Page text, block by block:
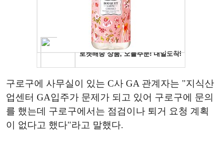
구로구에 사무실이 있는 C사 GA 관계자는 "지식산
업센터 GA입주가 문제가 되고 있어 구로구에 문의
를 했는데 구로구에서는 점검이나 퇴거 요청 계획
이 없다고 했다"라고 말했다.